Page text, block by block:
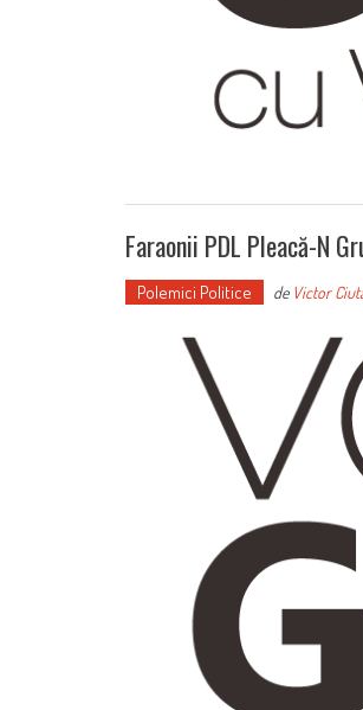
Faraonii PDL Pleacă-N
Polemici Politice de Victor